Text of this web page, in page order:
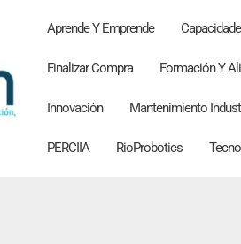
Aprende Y Emprende
Finalizar Compra Formación Y
Innovación Mantenimiento
PERCIIA RioProbotics